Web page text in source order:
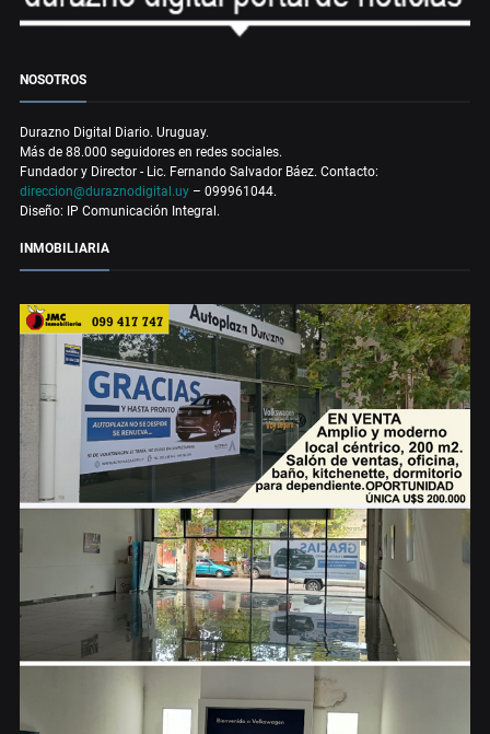
NOSOTROS
Durazno Digital Diario. Uruguay.
Más de 88.000 seguidores en redes sociales.
Fundador y Director - Lic. Fernando Salvador Báez. Contacto:
direccion@duraznodigital.uy – 099961044.
Diseño: IP Comunicación Integral.
INMOBILIARIA